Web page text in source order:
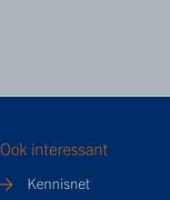
Ook interessant
Kennisnet